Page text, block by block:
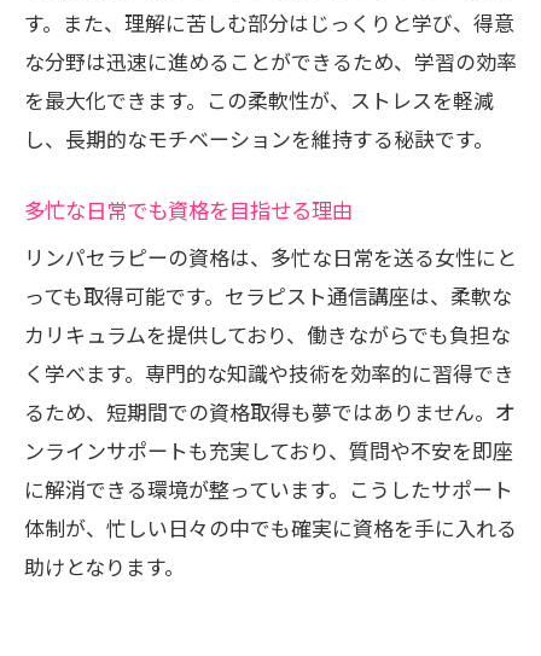
す。また、理解に苦しむ部分はじっくりと学び、得意
な分野は迅速に進めることができるため、学習の効率
を最大化できます。この柔軟性が、ストレスを軽減
し、長期的なモチベーションを維持する秘訣です。
多忙な日常でも資格を目指せる理由
リンパセラピーの資格は、多忙な日常を送る女性にと
っても取得可能です。セラピスト通信講座は、柔軟な
カリキュラムを提供しており、働きながらでも負担な
く学べます。専門的な知識や技術を効率的に習得でき
るため、短期間での資格取得も夢ではありません。オ
ンラインサポートも充実しており、質問や不安を即座
に解消できる環境が整っています。こうしたサポート
体制が、忙しい日々の中でも確実に資格を手に入れる
助けとなります。